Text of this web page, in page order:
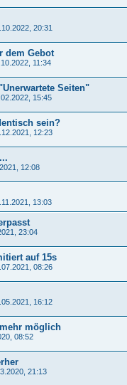
20:31
dem Gebot
11:34
Seiten"
15:45
sein?
12:23
12:08
13:03
23:04
auf 15s
08:26
16:12
möglich
08:52
21:13